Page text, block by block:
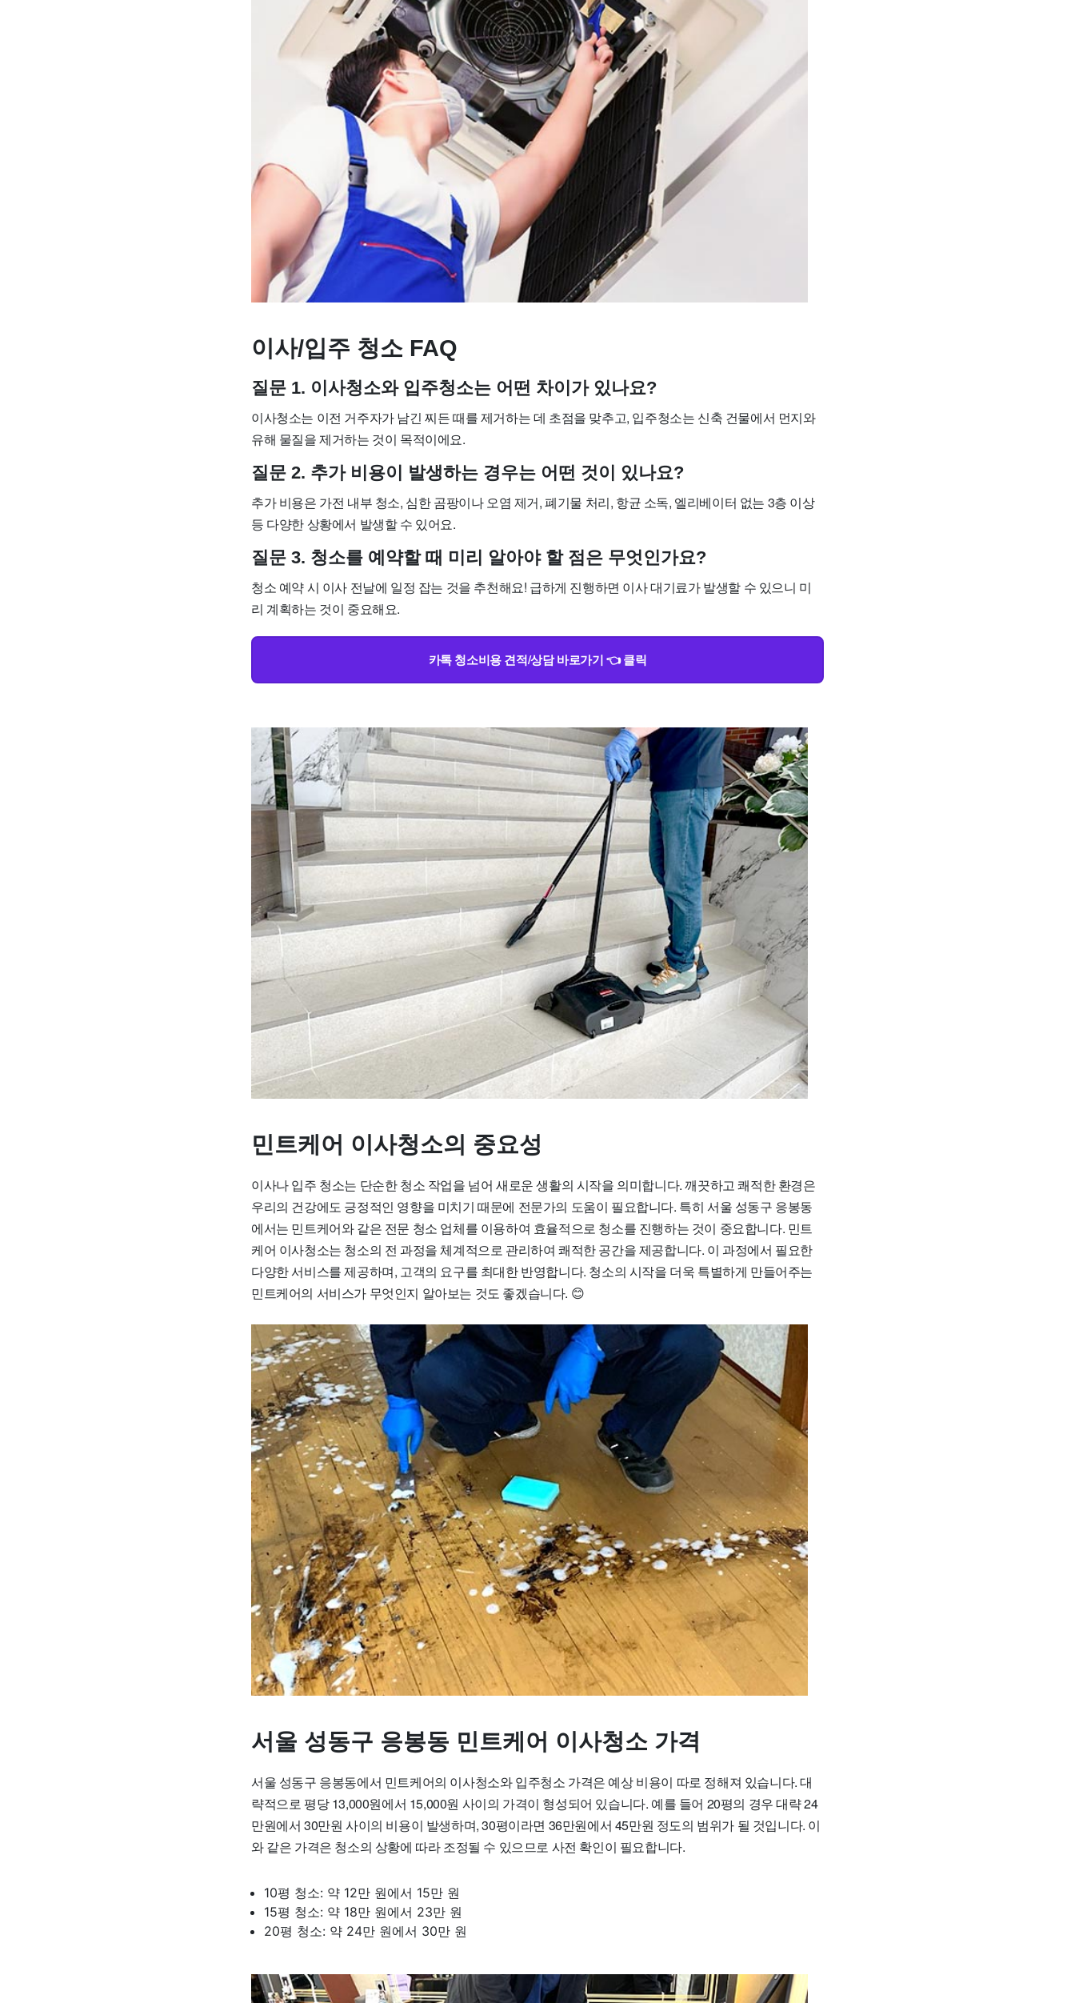
이사/입주 청소 FAQ
질문 1. 이사청소와 입주청소는 어떤 차이가 있나요?
이사청소는 이전 거주자가 남긴 찌든 때를 제거하는 데 초점을 맞추고, 입주청소는 신축 건물에서 먼지와
유해 물질을 제거하는 것이 목적이에요.
질문 2. 추가 비용이 발생하는 경우는 어떤 것이 있나요?
추가 비용은 가전 내부 청소, 심한 곰팡이나 오염 제거, 폐기물 처리, 항균 소독, 엘리베이터 없는 3층 이상
등 다양한 상황에서 발생할 수 있어요.
질문 3. 청소를 예약할 때 미리 알아야 할 점은 무엇인가요?
청소 예약 시 이사 전날에 일정 잡는 것을 추천해요! 급하게 진행하면 이사 대기료가 발생할 수 있으니 미
리 계획하는 것이 중요해요.
카톡 청소비용 견적/상담 바로가기 👈 클릭
민트케어 이사청소의 중요성
이사나 입주 청소는 단순한 청소 작업을 넘어 새로운 생활의 시작을 의미합니다. 깨끗하고 쾌적한 환경은
우리의 건강에도 긍정적인 영향을 미치기 때문에 전문가의 도움이 필요합니다. 특히 서울 성동구 응봉동
에서는 민트케어와 같은 전문 청소 업체를 이용하여 효율적으로 청소를 진행하는 것이 중요합니다. 민트
케어 이사청소는 청소의 전 과정을 체계적으로 관리하여 쾌적한 공간을 제공합니다. 이 과정에서 필요한
다양한 서비스를 제공하며, 고객의 요구를 최대한 반영합니다. 청소의 시작을 더욱 특별하게 만들어주는
민트케어의 서비스가 무엇인지 알아보는 것도 좋겠습니다. 😊
서울 성동구 응봉동 민트케어 이사청소 가격
서울 성동구 응봉동에서 민트케어의 이사청소와 입주청소 가격은 예상 비용이 따로 정해져 있습니다. 대
략적으로 평당 13,000원에서 15,000원 사이의 가격이 형성되어 있습니다. 예를 들어 20평의 경우 대략 24
만원에서 30만원 사이의 비용이 발생하며, 30평이라면 36만원에서 45만원 정도의 범위가 될 것입니다. 이
와 같은 가격은 청소의 상황에 따라 조정될 수 있으므로 사전 확인이 필요합니다.
10평 청소: 약 12만 원에서 15만 원
15평 청소: 약 18만 원에서 23만 원
20평 청소: 약 24만 원에서 30만 원